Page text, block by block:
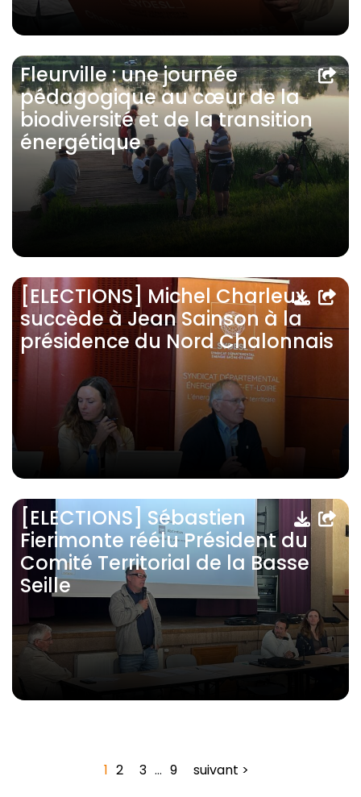
Fleurville : une journée
pédagogique au cœur de la
biodiversité et de la transition
énergétique
[ELECTIONS] Michel Charleux
succède à Jean Sainson à la
présidence du Nord Chalonnais
[ELECTIONS] Sébastien
Fierimonte réélu Président du
Comité Territorial de la Basse
Seille
1 2 3 … 9 suivant >